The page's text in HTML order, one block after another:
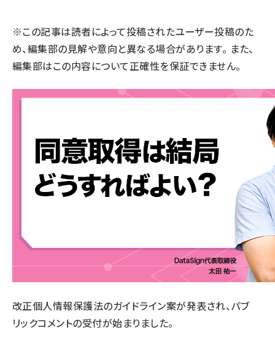
※この記事は読者によって投稿されたユーザー投稿のた
め、編集部の見解や意向と異なる場合があります。 また、
編集部はこの内容について正確性を保証できません。
改正個人情報保護法のガイドライン案が発表され、パブ
リックコメントの受付が始まりました。